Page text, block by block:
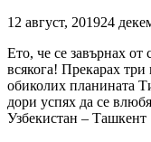
12 август, 201924
Ето, че се завърнах от
всякога! Прекарах
обиколих планината
дори успях да се
Узбекистан – Ташкент